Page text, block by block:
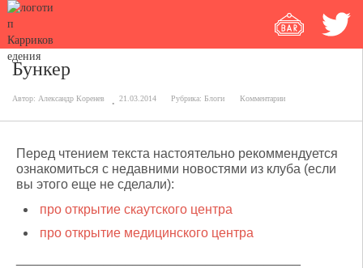
Бункер
Автор: Александр Коренев 21.03.2014 Рубрика: Блоги Комментарии
Перед чтением текста настоятельно рекоммендуется
ознакомиться с недавними новостями из клуба (если
вы этого еще не сделали):
про открытие скаутского центра
про открытие медицинского центра